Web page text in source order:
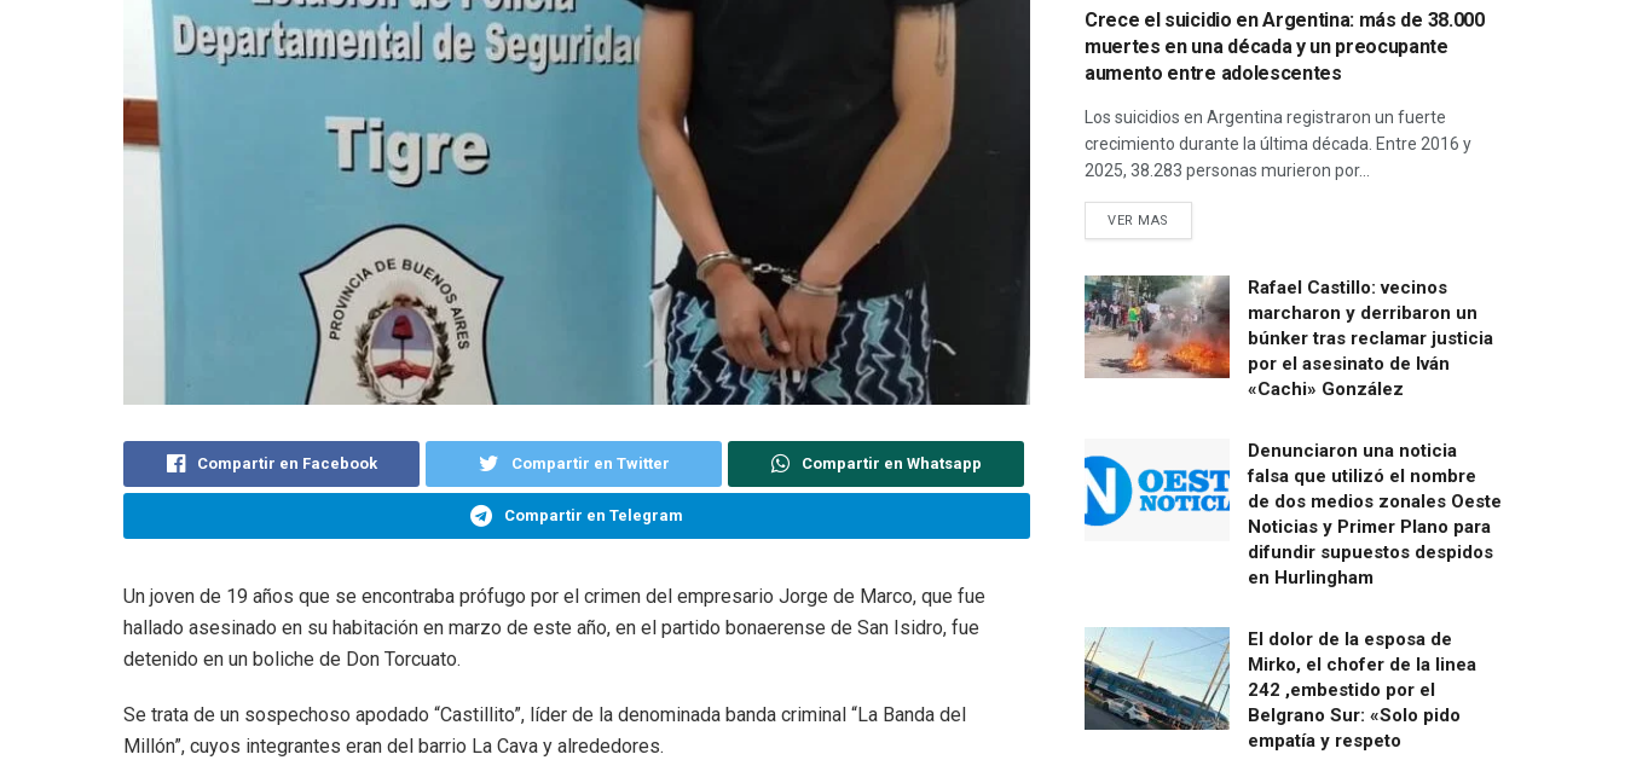
Compartir en Facebook Compartir en Twitter Compartir en Whatsapp
Compartir en Telegram
Un joven de 19 años que se encontraba prófugo por el crimen del empresario Jorge de Marco, que fue
hallado asesinado en su habitación en marzo de este año, en el partido bonaerense de San Isidro, fue
detenido en un boliche de Don Torcuato.
Se trata de un sospechoso apodado “Castillito”, líder de la denominada banda criminal “La Banda del
Millón”, cuyos integrantes eran del barrio La Cava y alrededores.
Crece el suicidio en Argentina: más de 38.000
muertes en una década y un preocupante
aumento entre adolescentes
Los suicidios en Argentina registraron un fuerte
crecimiento durante la última década. Entre 2016 y
2025, 38.283 personas murieron por...
VER MAS
Rafael Castillo: vecinos
marcharon y derribaron un
búnker tras reclamar justicia
por el asesinato de Iván
«Cachi» González
Denunciaron una noticia
falsa que utilizó el nombre
de dos medios zonales Oeste
Noticias y Primer Plano para
difundir supuestos despidos
en Hurlingham
El dolor de la esposa de
Mirko, el chofer de la linea
242 ,embestido por el
Belgrano Sur: «Solo pido
empatía y respeto